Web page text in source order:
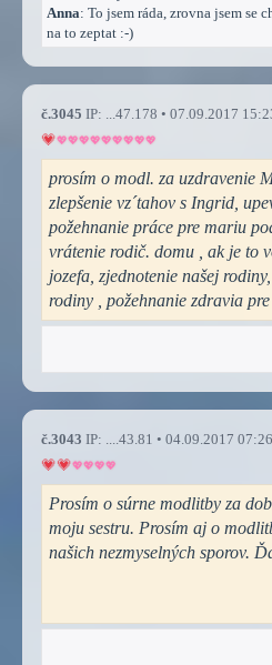
Anna: To jsem ráda, zrovna jsem se
na to zeptat :-)
č.3045 IP: ...47.178 • 07.09.2017
prosím o modl. za uzdravenie
zlepšenie vz´tahov s Ingrid,
požehnanie práce pre mariu
vrátenie rodič. domu , ak je to
jozefa, zjednotenie našej
rodiny , požehnanie zdravia
č.3043 IP: ....43.81 • 04.09.2017 07:26
Prosím o súrne modlitby za
moju sestru. Prosím aj o
našich nezmyselných sporov.